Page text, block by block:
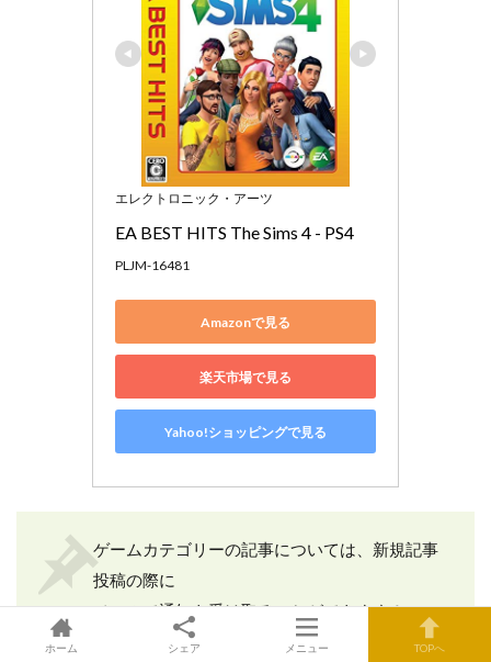
エレクトロニック・アーツ
EA BEST HITS The Sims 4 - PS4
PLJM-16481
Amazonで見る
楽天市場で見る
Yahoo!ショッピングで見る
ゲームカテゴリーの記事については、新規記事
投稿の際に
メールで通知を受け取ることができます！
ホーム シェア メニュー TOPへ